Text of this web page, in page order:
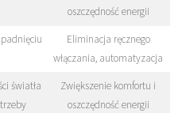
oszczędność energii
Eliminacja ręcznego
włączania, automatyzacja
światła
Zwiększenie komfortu i
oszczędność energii